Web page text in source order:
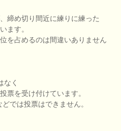
締め切り間近に練りに練った
ます。
を占めるのは間違いありません
なく
票を受け付けています。
では投票はできません。